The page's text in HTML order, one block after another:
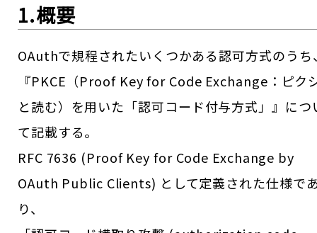
1.概要
OAuthで規程されたいくつかある認可方式のうち
『PKCE（Proof Key for Code Exchange：ピク
と読む）を用いた「認可コード付与方式」』につ
て記載する。
RFC 7636 (Proof Key for Code Exchange by
OAuth Public Clients) として定義された仕様で
り、